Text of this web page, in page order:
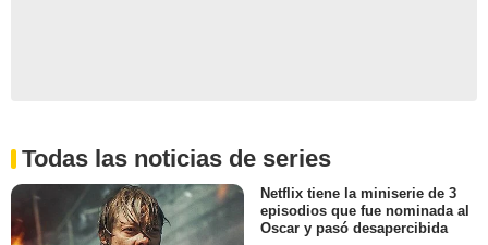
Todas las noticias de series
Netflix tiene la miniserie de 3
episodios que fue nominada al
Oscar y pasó desapercibida